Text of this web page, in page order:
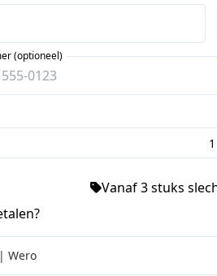
(optioneel)
Vanaf 3 stuks
Wero